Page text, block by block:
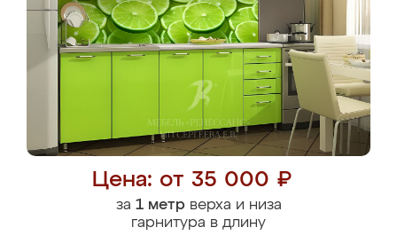
Цена: от 35 000 ₽
за 1 метрверха и низа
гарнитура в длину